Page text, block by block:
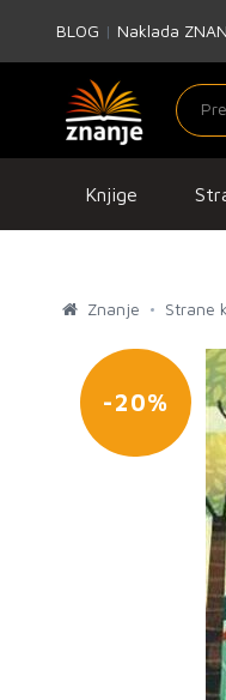
BLOG | Naklada
Knjige
Znanje Strane
-20%